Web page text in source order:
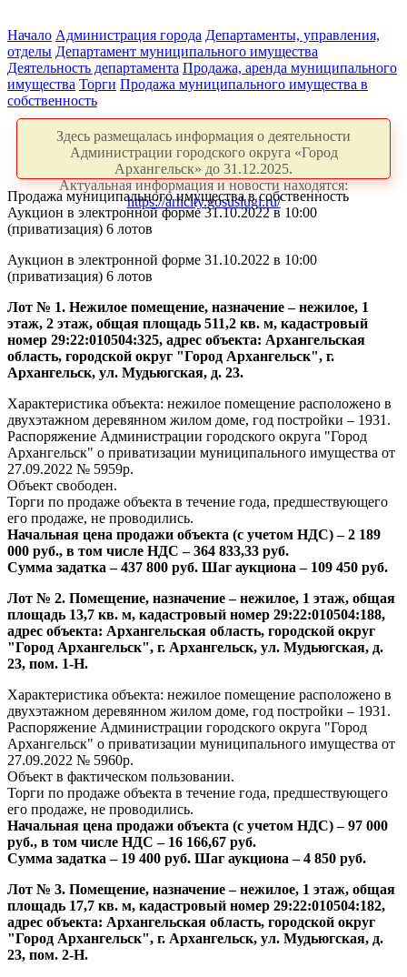
Начало Администрация города Департаменты, управления,
отделы Департамент муниципального имущества
Деятельность департамента Продажа, аренда муниципального
имущества Торги Продажа муниципального имущества в
собственность
Здесь размещалась информация о деятельности
Администрации городского округа «Город
Архангельск» до 31.12.2025.
Актуальная информация и новости находятся:
https://arhcity.gosuslugi.ru/
Продажа муниципального имущества в собственность
Аукцион в электронной форме 31.10.2022 в 10:00
(приватизация) 6 лотов
Аукцион в электронной форме 31.10.2022 в 10:00
(приватизация) 6 лотов
Лот № 1. Нежилое помещение, назначение – нежилое, 1
этаж, 2 этаж, общая площадь 511,2 кв. м, кадастровый
номер 29:22:010504:325, адрес объекта: Архангельская
область, городской округ "Город Архангельск", г.
Архангельск, ул. Мудьюгская, д. 23.
Характеристика объекта: нежилое помещение расположено в
двухэтажном деревянном жилом доме, год постройки – 1931.
Распоряжение Администрации городского округа "Город
Архангельск" о приватизации муниципального имущества от
27.09.2022 № 5959р.
Объект свободен.
Торги по продаже объекта в течение года, предшествующего
его продаже, не проводились.
Начальная цена продажи объекта (с учетом НДС) – 2 189
000 руб., в том числе НДС – 364 833,33 руб.
Сумма задатка – 437 800 руб. Шаг аукциона – 109 450 руб.
Лот № 2. Помещение, назначение – нежилое, 1 этаж, общая
площадь 13,7 кв. м, кадастровый номер 29:22:010504:188,
адрес объекта: Архангельская область, городской округ
"Город Архангельск", г. Архангельск, ул. Мудьюгская, д.
23, пом. 1-Н.
Характеристика объекта: нежилое помещение расположено в
двухэтажном деревянном жилом доме, год постройки – 1931.
Распоряжение Администрации городского округа "Город
Архангельск" о приватизации муниципального имущества от
27.09.2022 № 5960р.
Объект в фактическом пользовании.
Торги по продаже объекта в течение года, предшествующего
его продаже, не проводились.
Начальная цена продажи объекта (с учетом НДС) – 97 000
руб., в том числе НДС – 16 166,67 руб.
Сумма задатка – 19 400 руб. Шаг аукциона – 4 850 руб.
Лот № 3. Помещение, назначение – нежилое, 1 этаж, общая
площадь 17,7 кв. м, кадастровый номер 29:22:010504:182,
адрес объекта: Архангельская область, городской округ
"Город Архангельск", г. Архангельск, ул. Мудьюгская, д.
23, пом. 2-Н.